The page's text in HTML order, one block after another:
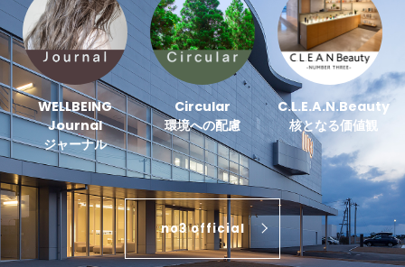
WELLBEING
Journal
ジャーナル
Circular
環境への配慮
C.L.E.A.N.Beauty
核となる価値観
no3 official